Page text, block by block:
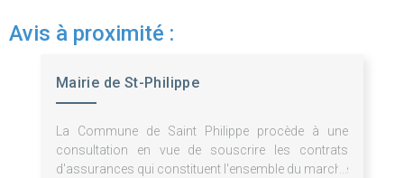
Avis à proximité :
Mairie de St-Philippe
La Commune de Saint Philippe procède à une
consultation en vue de souscrire les contrats
d'assurances qui constituent l'ensemble du marché